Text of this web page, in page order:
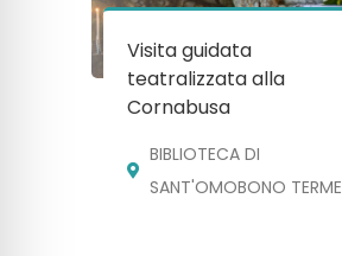
Visita guidata
teatralizzata alla
Cornabusa
BIBLIOTECA DI
SANT'OMOBONO TERME